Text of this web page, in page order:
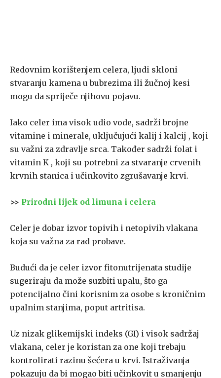
Redovnim korištenjem celera, ljudi skloni
stvaranju kamena u bubrezima ili žučnoj kesi
mogu da spriječe njihovu pojavu.
Iako celer ima visok udio vode, sadrži brojne
vitamine i minerale, uključujući kalij i kalcij , koji
su važni za zdravlje srca. Također sadrži folat i
vitamin K , koji su potrebni za stvaranje crvenih
krvnih stanica i učinkovito zgrušavanje krvi.
>> Prirodni lijek od limuna i celera
Celer je dobar izvor topivih i netopivih vlakana
koja su važna za rad probave.
Budući da je celer izvor fitonutrijenata studije
sugeriraju da može suzbiti upalu, što ga
potencijalno čini korisnim za osobe s kroničnim
upalnim stanjima, poput artritisa.
Uz nizak glikemijski indeks (GI) i visok sadržaj
vlakana, celer je koristan za one koji trebaju
kontrolirati razinu šećera u krvi. Istraživanja
pokazuju da bi mogao biti učinkovit u smanjenju